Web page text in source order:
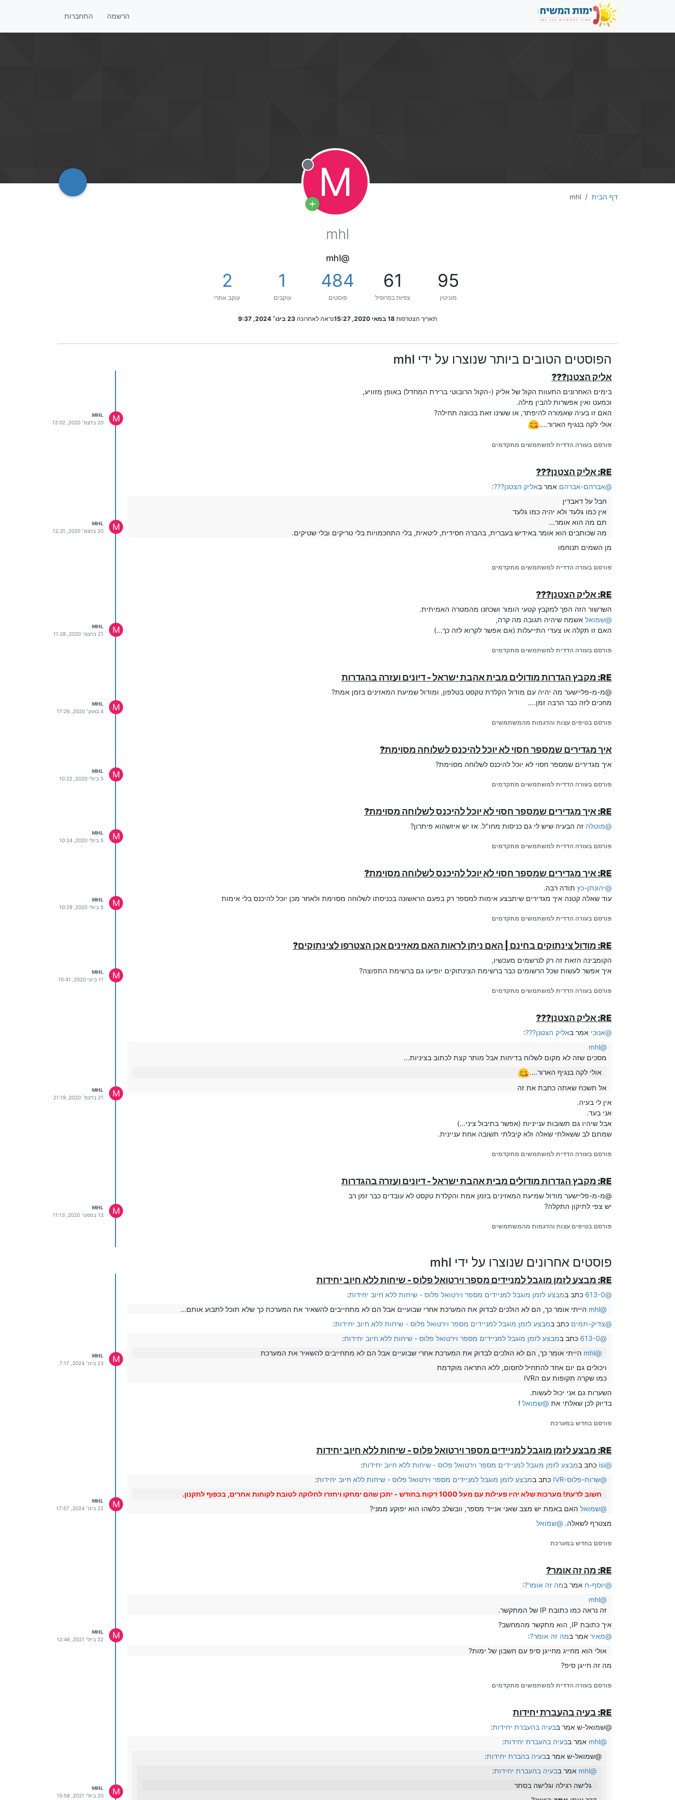
הרשמה התחברות
דף הבית mhl
M מנותק
mhl
@mhl
95
מוניטין
61
צפיות בפרופיל
484
פוסטים
1
עוקבים
2
עוקב אחרי
תאריך הצטרפות 18 במאי 2020, 15:27 נראה לאחרונה 23 בינו׳ 2024, 9:37
הפוסטים הטובים ביותר שנוצרו על ידי mhl
אליק הצטנן???
בימים האחרונים התעוות הקול של אליק (-הקול הרובוטי ברירת המחדל) באופן מזוויע,
וכמעט ואין אפשרות להבין מילה.
האם זו בעיה שאמורה להיפתר, או ששינו זאת בכוונה תחילה?
אולי לקה בנגיף הארור....
פורסם בעזרה הדדית למשתמשים מתקדמים
M
MHL
20 בדצמ׳ 2020, 12:02
RE: אליק הצטנן???
@אברהם-אברהם אמר באליק הצטנן???:
חבל על דאבדין
אין כמו גלעד ולא יהיה כמו גלעד
תם מה הוא אומר...
מה שכותבים הוא אומר באידיש בעברית, בהברה חסידית, ליטאית, בלי התחכמויות בלי טריקים ובלי שטיקים.
מן השמים תנוחמו
פורסם בעזרה הדדית למשתמשים מתקדמים
M
MHL
20 בדצמ׳ 2020, 12:31
RE: אליק הצטנן???
השרשור הזה הפך למקבץ קטעי הומור ושכחנו מהמטרה האמיתית.
@שמואל אשמח שיהיה תגובה מה קרה,
האם זו תקלה או צעדי התייעלות (אם אפשר לקרוא לזה כך...)
פורסם בעזרה הדדית למשתמשים מתקדמים
M
MHL
21 בדצמ׳ 2020, 11:28
RE: מקבץ הגדרות מודולים מבית אהבת ישראל - דיונים ועזרה בהגדרות
@מ-מ-פליישער מה יהיה עם מודול הקלדת טקסט בטלפון, ומודול שמיעת המאזינים בזמן אמת?
מחכים לזה כבר הרבה זמן....
פורסם בטיפים עצות והדגמות מהמשתמשים
M
MHL
4 באוק׳ 2020, 17:26
איך מגדירים שמספר חסוי לא יוכל להיכנס לשלוחה מסוימת?
איך מגדירים שמספר חסוי לא יוכל להיכנס לשלוחה מסוימת?
פורסם בעזרה הדדית למשתמשים מתקדמים
M
MHL
5 ביולי 2020, 10:22
RE: איך מגדירים שמספר חסוי לא יוכל להיכנס לשלוחה מסוימת?
@מוטלה זה הבעיה שיש לי גם כניסות מחו"ל. אז יש איזשהוא פיתרון?
פורסם בעזרה הדדית למשתמשים מתקדמים
M
MHL
5 ביולי 2020, 10:24
RE: איך מגדירים שמספר חסוי לא יוכל להיכנס לשלוחה מסוימת?
@יהונתן-כץ תודה רבה.
עוד שאלה קטנה איך מגדירים שיתבצע אימות למספר רק בפעם הראשונה בכניסתו לשלוחה מסוימת ולאחר מכן יוכל להיכנס בלי אימות
פורסם בעזרה הדדית למשתמשים מתקדמים
M
MHL
5 ביולי 2020, 10:29
RE: מודול צינתוקים בחינם | האם ניתן לראות האם מאזינים אכן הצטרפו לצינתוקים?
הקומבינה הזאת זה רק לנרשמים מעכשיו,
איך אפשר לעשות שכל הרשומים כבר ברשימת הצינתוקים יופיעו גם ברשימת התפוצה?
פורסם בעזרה הדדית למשתמשים מתקדמים
M
MHL
11 ביוני 2020, 10:41
RE: אליק הצטנן???
@אנוכי אמר באליק הצטנן???:
@
mhl
מסכים שזה לא מקום לשלוח בדיחות אבל מותר קצת לכתוב בציניות...
אולי לקה בנגיף הארור....
אל תשכח שאתה כתבת את זה
אין לי בעיה.
אני בעד.
אבל שיהיו גם תשובות ענייניות (אפשר בתיבול ציני...)
שמתם לב ששאלתי שאלה ולא קיבלתי תשובה אחת עניינית.
פורסם בעזרה הדדית למשתמשים מתקדמים
M
MHL
21 בדצמ׳ 2020, 21:19
RE: מקבץ הגדרות מודולים מבית אהבת ישראל - דיונים ועזרה בהגדרות
@מ-מ-פליישער מודול שמיעת המאזינים בזמן אמת והקלדת טקסט לא עובדים כבר זמן רב
יש צפי לתיקון התקלה?
פורסם בטיפים עצות והדגמות מהמשתמשים
M
MHL
13 בספט׳ 2020, 11:13
פוסטים אחרונים שנוצרו על ידי mhl
RE: מבצע לזמן מוגבל למניידים מספר וירטואל פלוס - שיחות ללא חיוב יחידות
@
613-0 כתב במבצע לזמן מוגבל למניידים מספר וירטואל פלוס - שיחות ללא חיוב יחידות:
@
mhl הייתי אומר כך, הם לא הולכים לבדוק את המערכת אחרי שבועיים אבל הם לא מתחייבים להשאיר את המערכת כך שלא תוכל לתבוע אותם...
@צדיק-תמים כתב במבצע לזמן מוגבל למניידים מספר וירטואל פלוס - שיחות ללא חיוב יחידות:
@
613-0 כתב במבצע לזמן מוגבל למניידים מספר וירטואל פלוס - שיחות ללא חיוב יחידות:
@
mhl הייתי אומר כך, הם לא הולכים לבדוק את המערכת אחרי שבועיים אבל הם לא מתחייבים להשאיר את המערכת
ויכולים גם יום אחד להתחיל לחסום, ללא התראה מוקדמת
כמו שקרה תקופות עם הIVR
השערות גם אני יכול לעשות.
בדיוק לכן שאלתי את @שמואל !
פורסם בחדש במערכת
M
MHL
23 בינו׳ 2024, 7:17
RE: מבצע לזמן מוגבל למניידים מספר וירטואל פלוס - שיחות ללא חיוב יחידות
@
isi כתב במבצע לזמן מוגבל למניידים מספר וירטואל פלוס - שיחות ללא חיוב יחידות:
@שרות-פלוס-IVR כתב במבצע לזמן מוגבל למניידים מספר וירטואל פלוס - שיחות ללא חיוב יחידות:
חשוב לדעת! מערכות שלא יהיו פעילות עם מעל 1000 דקות בחודש - יתכן שהם ימחקו ויחזרו לחלוקה לטובת לקוחות אחרים, בכפוף לתקנון.
@שמואל האם באמת יש מצב שאני אנייד מספר, וובשלב כלשהו הוא יפוקע ממני?
מצטרף לשאלה. @שמואל
פורסם בחדש במערכת
M
MHL
22 בינו׳ 2024, 17:57
RE: מה זה אומר?
@יוסף-ח אמר במה זה אומר?:
@
mhl
זה נראה כמו כתובת IP של המתקשר.
איך כתובת IP, הוא מתקשר מהמחשב?
@מאיר אמר במה זה אומר?:
אולי הוא מחייג מחייגן סיפ עם חשבון של ימות?
מה זה חייגן סיפ?
פורסם בעזרה הדדית למשתמשים מתקדמים
M
MHL
22 ביולי 2021, 12:46
RE: בעיה בהעברת יחידות
@שמואל-ש אמר בבעיה בהעברת יחידות:
@
mhl אמר בבעיה בהעברת יחידות:
@שמואל-ש אמר בבעיה בהברת יחידות:
@
mhl אמר בבעיה בהעברת יחידות:
גלישה רגילה וגלישה בסתר
M
MHL
20 ביולי 2021, 15:58